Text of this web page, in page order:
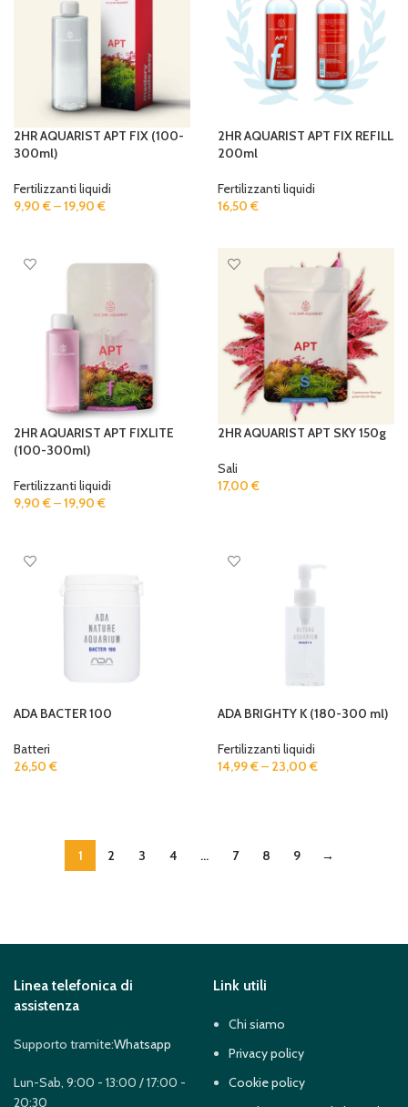
2HR AQUARIST APT FIX (100-
300ml)
Fertilizzanti liquidi
9,90 €–19,90 €
2HR AQUARIST APT FIX REFILL
200ml
Fertilizzanti liquidi
16,50 €
2HR AQUARIST APT FIXLITE
(100-300ml)
Fertilizzanti liquidi
9,90 €–19,90 €
2HR AQUARIST APT SKY 150g
Sali
17,00 €
ADA BACTER 100
Batteri
26,50 €
ADA BRIGHTY K (180-300 ml)
Fertilizzanti liquidi
14,99€– 23,00 €
1 2 3 4 … 7 8 9 →
Linea telefonica di
assistenza
Supporto tramite:Whatsapp
Lun-Sab, 9:00 - 13:00 / 17:00 -
20:30
Link utili
Chi siamo
Privacy policy
Cookie policy